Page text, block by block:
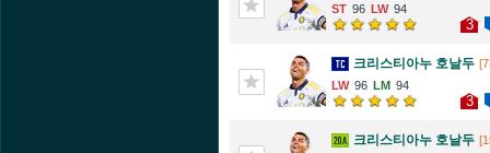
96
94
3
크리스티아누 호날두
96
94
3
크리스티아누 호날두